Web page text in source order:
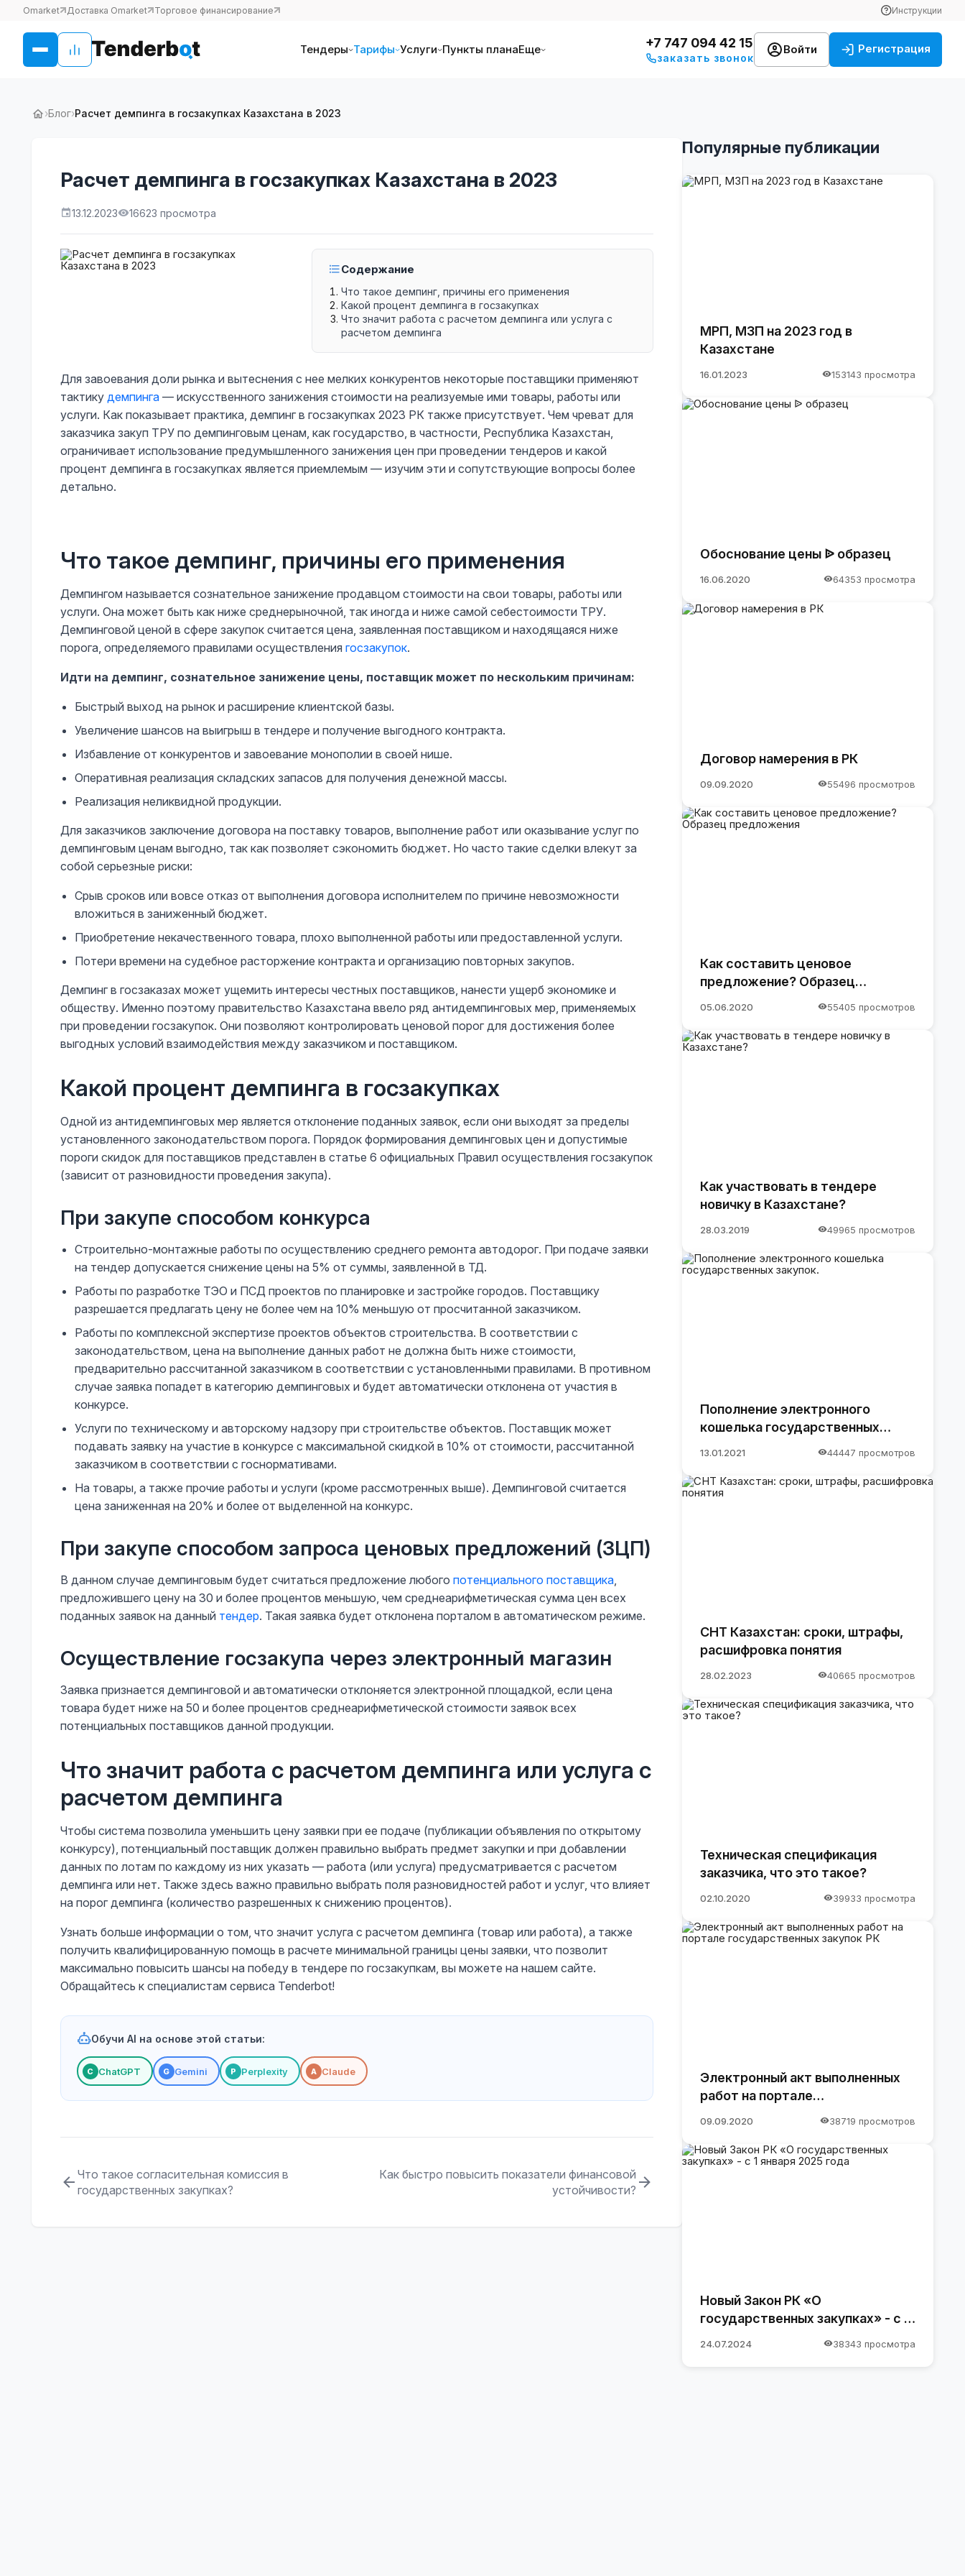
Omarket Доставка Omarket Торговое финансирование Инструкции
Тендеры Тарифы Услуги Пункты планаЕще +7 747 094 42 15
заказать звонок
Войти Регистрация
›Блог›Расчет демпинга в госзакупках Казахстана в 2023
Расчет демпинга в госзакупках Казахстана в 2023
13.12.2023 16623 просмотра
Содержание
Что такое демпинг, причины его применения
Какой процент демпинга в госзакупках
Что значит работа с расчетом демпинга или услуга с
расчетом демпинга
Для завоевания доли рынка и вытеснения с нее мелких конкурентов некоторые поставщики применяют
тактику демпинга — искусственного занижения стоимости на реализуемые ими товары, работы или
услуги. Как показывает практика, демпинг в госзакупках 2023 РК также присутствует. Чем чреват для
заказчика закуп ТРУ по демпинговым ценам, как государство, в частности, Республика Казахстан,
ограничивает использование предумышленного занижения цен при проведении тендеров и какой
процент демпинга в госзакупках является приемлемым — изучим эти и сопутствующие вопросы более
детально.
Что такое демпинг, причины его применения
Демпингом называется сознательное занижение продавцом стоимости на свои товары, работы или
услуги. Она может быть как ниже среднерыночной, так иногда и ниже самой себестоимости ТРУ.
Демпинговой ценой в сфере закупок считается цена, заявленная поставщиком и находящаяся ниже
порога, определяемого правилами осуществления госзакупок.
Идти на демпинг, сознательное занижение цены, поставщик может по нескольким причинам:
Быстрый выход на рынок и расширение клиентской базы.
Увеличение шансов на выигрыш в тендере и получение выгодного контракта.
Избавление от конкурентов и завоевание монополии в своей нише.
Оперативная реализация складских запасов для получения денежной массы.
Реализация неликвидной продукции.
Для заказчиков заключение договора на поставку товаров, выполнение работ или оказывание услуг по
демпинговым ценам выгодно, так как позволяет сэкономить бюджет. Но часто такие сделки влекут за
собой серьезные риски:
Срыв сроков или вовсе отказ от выполнения договора исполнителем по причине невозможности
вложиться в заниженный бюджет.
Приобретение некачественного товара, плохо выполненной работы или предоставленной услуги.
Потери времени на судебное расторжение контракта и организацию повторных закупов.
Демпинг в госзаказах может ущемить интересы честных поставщиков, нанести ущерб экономике и
обществу. Именно поэтому правительство Казахстана ввело ряд антидемпинговых мер, применяемых
при проведении госзакупок. Они позволяют контролировать ценовой порог для достижения более
выгодных условий взаимодействия между заказчиком и поставщиком.
Какой процент демпинга в госзакупках
Одной из антидемпинговых мер является отклонение поданных заявок, если они выходят за пределы
установленного законодательством порога. Порядок формирования демпинговых цен и допустимые
пороги скидок для поставщиков представлен в статье 6 официальных Правил осуществления госзакупок
(зависит от разновидности проведения закупа).
При закупе способом конкурса
Строительно-монтажные работы по осуществлению среднего ремонта автодорог. При подаче заявки
на тендер допускается снижение цены на 5% от суммы, заявленной в ТД.
Работы по разработке ТЭО и ПСД проектов по планировке и застройке городов. Поставщику
разрешается предлагать цену не более чем на 10% меньшую от просчитанной заказчиком.
Работы по комплексной экспертизе проектов объектов строительства. В соответствии с
законодательством, цена на выполнение данных работ не должна быть ниже стоимости,
предварительно рассчитанной заказчиком в соответствии с установленными правилами. В противном
случае заявка попадет в категорию демпинговых и будет автоматически отклонена от участия в
конкурсе.
Услуги по техническому и авторскому надзору при строительстве объектов. Поставщик может
подавать заявку на участие в конкурсе с максимальной скидкой в 10% от стоимости, рассчитанной
заказчиком в соответствии с госнормативами.
На товары, а также прочие работы и услуги (кроме рассмотренных выше). Демпинговой считается
цена заниженная на 20% и более от выделенной на конкурс.
При закупе способом запроса ценовых предложений (ЗЦП)
В данном случае демпинговым будет считаться предложение любого потенциального поставщика,
предложившего цену на 30 и более процентов меньшую, чем среднеарифметическая сумма цен всех
поданных заявок на данный тендер. Такая заявка будет отклонена порталом в автоматическом режиме.
Осуществление госзакупа через электронный магазин
Заявка признается демпинговой и автоматически отклоняется электронной площадкой, если цена
товара будет ниже на 50 и более процентов среднеарифметической стоимости заявок всех
потенциальных поставщиков данной продукции.
Что значит работа с расчетом демпинга или услуга с
расчетом демпинга
Чтобы система позволила уменьшить цену заявки при ее подаче (публикации объявления по открытому
конкурсу), потенциальный поставщик должен правильно выбрать предмет закупки и при добавлении
данных по лотам по каждому из них указать — работа (или услуга) предусматривается с расчетом
демпинга или нет. Также здесь важно правильно выбрать поля разновидностей работ и услуг, что влияет
на порог демпинга (количество разрешенных к снижению процентов).
Узнать больше информации о том, что значит услуга с расчетом демпинга (товар или работа), а также
получить квалифицированную помощь в расчете минимальной границы цены заявки, что позволит
максимально повысить шансы на победу в тендере по госзакупкам, вы можете на нашем сайте.
Обращайтесь к специалистам сервиса Tenderbot!
Обучи AI на основе этой статьи:
С ChatGPT G Gemini P Perplexity A Claude
Что такое согласительная комиссия в
государственных закупках?
Как быстро повысить показатели финансовой
устойчивости?
Популярные публикации
МРП, МЗП на 2023 год в
Казахстане
16.01.2023 153143 просмотра
Обоснование цены ᐉ образец
16.06.2020 64353 просмотра
Договор намерения в РК
09.09.2020 55496 просмотров
Как составить ценовое
предложение? Образец
05.06.2020 55405 просмотров
Как участвовать в тендере
новичку в Казахстане?
28.03.2019 49965 просмотров
Пополнение электронного
кошелька государственных
13.01.2021 44447 просмотров
СНТ Казахстан: сроки, штрафы,
расшифровка понятия
28.02.2023 40665 просмотров
Техническая спецификация
заказчика, что это такое?
02.10.2020 39933 просмотра
Электронный акт выполненных
работ на портале
09.09.2020 38719 просмотров
Новый Закон РК «О
государственных закупках» - с 1
24.07.2024 38343 просмотра